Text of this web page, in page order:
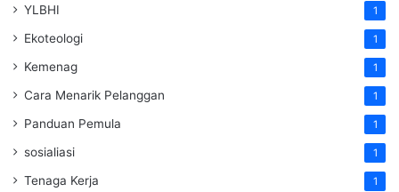
YLBHI 1
Ekoteologi 1
Kemenag 1
Cara Menarik Pelanggan 1
Panduan Pemula 1
sosialiasi 1
Tenaga Kerja 1